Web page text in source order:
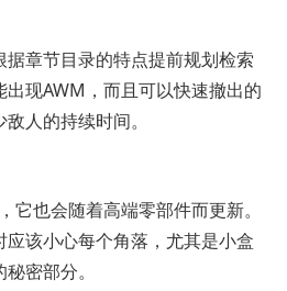
章节目录的特点提前规划检索
现AWM，而且可以快速撤出的
人的持续时间。
它也会随着高端零部件而更新。
该小心每个角落，尤其是小盒
密部分。